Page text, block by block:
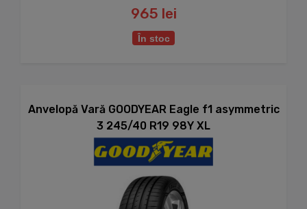
965 lei
În stoc
Anvelopă Vară GOODYEAR Eagle f1 asymmetric
3 245/40 R19 98Y XL